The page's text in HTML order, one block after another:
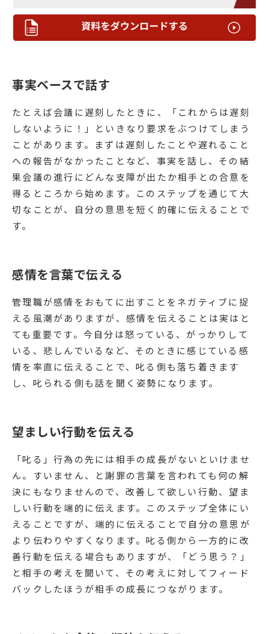
事実ベースで話す
たとえば会議に遅刻したときに、「これからは遅刻
しないように！」といきなり要求をぶつけてしまう
ことがあります。まずは遅刻したことや遅れること
への報告がなかったことなど、事実を話し、その結
果会議の進行にどんな支障が出たか相手との合意を
得るところから始めます。このステップを通じて大
切なことが、自分の意思を短く的確に伝えることで
す。
感情を言葉で伝える
管理職が感情をおもてに出すことをネガティブに捉
える風潮がありますが、感情を伝えることは実はと
ても重要です。今自分は怒っている、がっかりして
いる、悲しんでいるなど、そのときに感じている感
情を率直に伝えることで、叱る側も落ち着きます
し、叱られる側も話を聞く姿勢になります。
望ましい行動を伝える
「叱る」行為の先には相手の成長がないといけませ
ん。すいません、と謝罪の言葉を言われても何の解
決にもなりませんので、改善して欲しい行動、望ま
しい行動を端的に伝えます。このステップ全体にい
えることですが、端的に伝えることで自分の意思が
より伝わりやすくなります。叱る側から一方的に改
善行動を伝える場合もありますが、「どう思う？」
と相手の考えを聞いて、その考えに対してフィード
バックしたほうが相手の成長につながります。